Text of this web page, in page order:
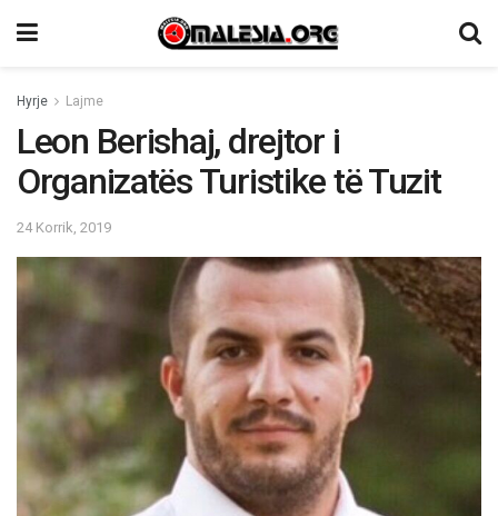
Hyrje Lajme
Leon Berishaj, drejtor i
Organizatës Turistike të Tuzit
24 Korrik, 2019